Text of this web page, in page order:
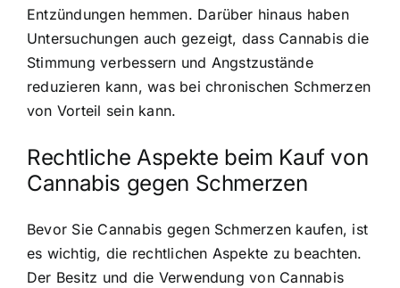
Entzündungen hemmen. Darüber hinaus haben
Untersuchungen auch gezeigt, dass Cannabis die
Stimmung verbessern und Angstzustände
reduzieren kann, was bei chronischen Schmerzen
von Vorteil sein kann.
Rechtliche Aspekte beim Kauf von
Cannabis gegen Schmerzen
Bevor Sie Cannabis gegen Schmerzen kaufen, ist
es wichtig, die rechtlichen Aspekte zu beachten.
Der Besitz und die Verwendung von Cannabis